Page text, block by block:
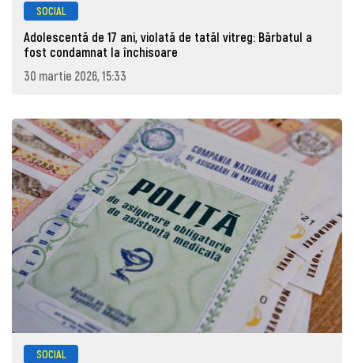
SOCIAL
Adolescentă de 17 ani, violată de tatăl vitreg: Bărbatul a
fost condamnat la închisoare
30 martie 2026, 15:33
SOCIAL